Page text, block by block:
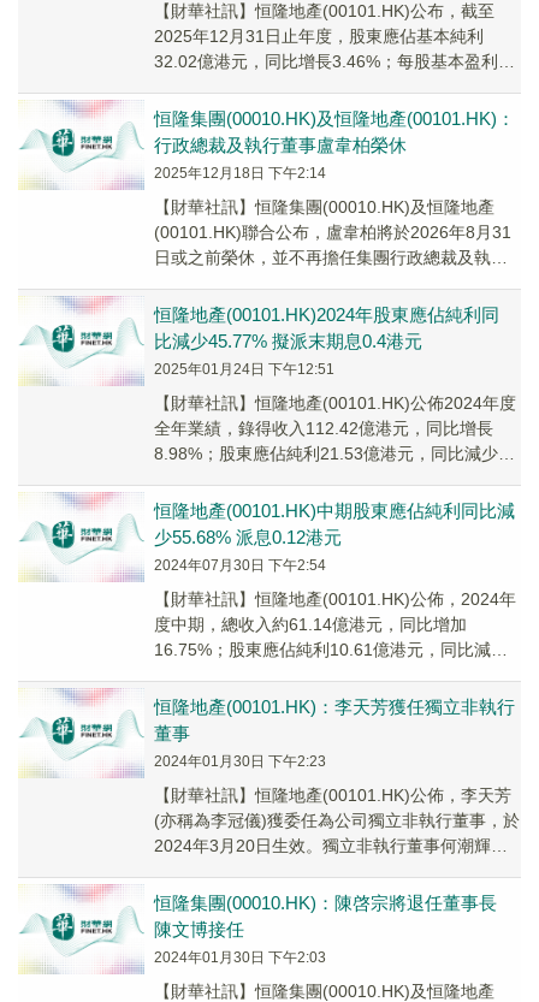
​【財華社訊】恒隆地產(00101.HK)公布，截至
2025年12月31日止年度，股東應佔基本純利
32.02億港元，同比增長3.46%；每股基本盈利
恒隆集團(00010.HK)及恒隆地產(00101.HK)：
行政總裁及執行董事盧韋柏榮休
2025年12月18日 下午2:14
【財華社訊】恒隆集團(00010.HK)及恒隆地產
(00101.HK)聯合公布，盧韋柏將於2026年8月31
日或之前榮休，並不再擔任集團行政總裁及執行
恒隆地產(00101.HK)2024年股東應佔純利同
比減少45.77% 擬派末期息0.4港元
2025年01月24日 下午12:51
【財華社訊】恒隆地產(00101.HK)公佈2024年度
全年業績，錄得收入112.42億港元，同比增長
8.98%；股東應佔純利21.53億港元，同比減少
恒隆地產(00101.HK)中期股東應佔純利同比減
少55.68% 派息0.12港元
2024年07月30日 下午2:54
【財華社訊】恒隆地產(00101.HK)公佈，2024年
度中期，總收入約61.14億港元，同比增加
16.75%；股東應佔純利10.61億港元，同比減少
恒隆地產(00101.HK)：李天芳獲任獨立非執行
董事
2024年01月30日 下午2:23
【財華社訊】恒隆地產(00101.HK)公佈，李天芳
(亦稱為李冠儀)獲委任為公司獨立非執行董事，於
2024年3月20日生效。獨立非執行董事何潮輝因
恒隆集團(00010.HK)：陳啓宗將退任董事長
陳文博接任
2024年01月30日 下午2:03
【財華社訊】恒隆集團(00010.HK)及恒隆地產